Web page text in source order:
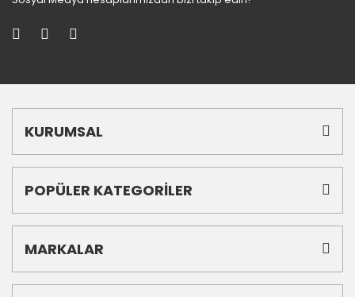
KURUMSAL
POPÜLER KATEGORİLER
MARKALAR